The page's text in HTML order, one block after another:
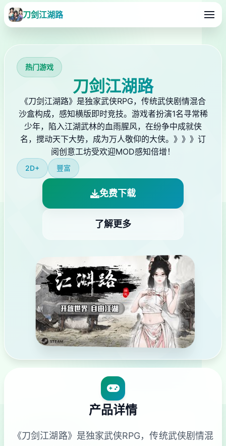
刀剑江湖路
热门游戏
刀剑江湖路
《刀剑江湖路》是独家武侠RPG，传统武侠剧情混合
沙盒构成，感知横版即时竞技。游戏者扮演1名寻常稀
少年，陷入江湖武林的血雨腥风，在纷争中成就侠
名，搅动天下大势，成为万人敬仰的大侠。》》》订
阅创意工坊受欢迎MOD感知倍增！
2D+ 豐富
免费下载
了解更多
产品详情
《刀剑江湖路》是独家武侠RPG，传统武侠剧情混